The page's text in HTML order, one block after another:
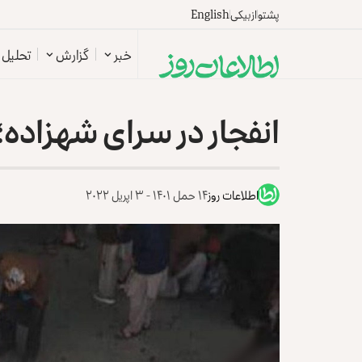
پشتوازبیکیEnglish
خبر گزارش تحلیل
انفجار در سرای شهزاده؛ ۱۰ نفر زخمی
اطلاعات روز۱۴ حمل ۱۴۰۱ - ۳ اپریل ۲۰۲۲